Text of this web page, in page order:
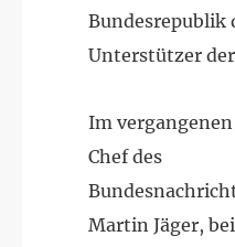
Bundesrepublik
Unterstützer
Im
Chef des
Martin Jäger,